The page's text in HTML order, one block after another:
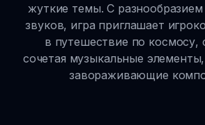
жуткие темы. С
звуков, игра приглашает
в путешествие по космосу,
сочетая музыкальные
завораживающие